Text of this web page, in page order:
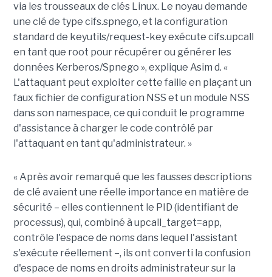
via les trousseaux de clés Linux. Le noyau demande
une clé de type cifs.spnego, et la configuration
standard de keyutils/request-key exécute cifs.upcall
en tant que root pour récupérer ou générer les
données Kerberos/Spnego », explique Asim d. «
L'attaquant peut exploiter cette faille en plaçant un
faux fichier de configuration NSS et un module NSS
dans son namespace, ce qui conduit le programme
d'assistance à charger le code contrôlé par
l'attaquant en tant qu'administrateur. »
« Après avoir remarqué que les fausses descriptions
de clé avaient une réelle importance en matière de
sécurité – elles contiennent le PID (identifiant de
processus), qui, combiné à upcall_target=app,
contrôle l'espace de noms dans lequel l'assistant
s'exécute réellement –, ils ont converti la confusion
d'espace de noms en droits administrateur sur la